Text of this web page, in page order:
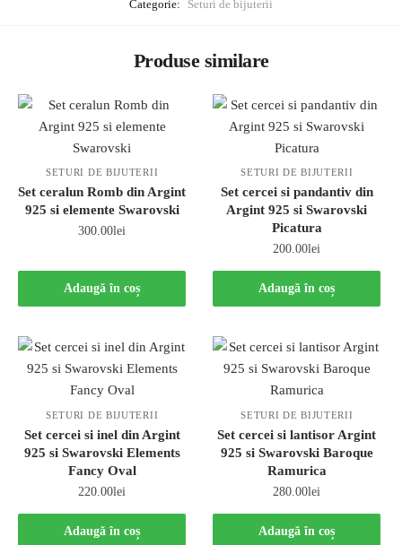
Categorie:
Seturi de bijuterii
Produse similare
SETURI DE BIJUTERII
Set ceralun Romb din Argint
925 si elemente Swarovski
300.00lei
Adaugă în coș
SETURI DE BIJUTERII
Set cercei si pandantiv din
Argint 925 si Swarovski
Picatura
200.00lei
Adaugă în coș
SETURI DE BIJUTERII
Set cercei si inel din Argint
925 si Swarovski Elements
Fancy Oval
220.00lei
Adaugă în coș
SETURI DE BIJUTERII
Set cercei si lantisor Argint
925 si Swarovski Baroque
Ramurica
280.00lei
Adaugă în coș